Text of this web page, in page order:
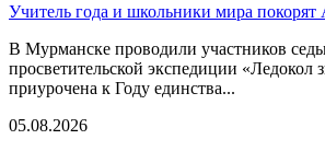
Учитель года и школьники мира покорят
В Мурманске проводили участников
просветительской экспедиции «Ледокол
приурочена к Году единства...
05.08.2026